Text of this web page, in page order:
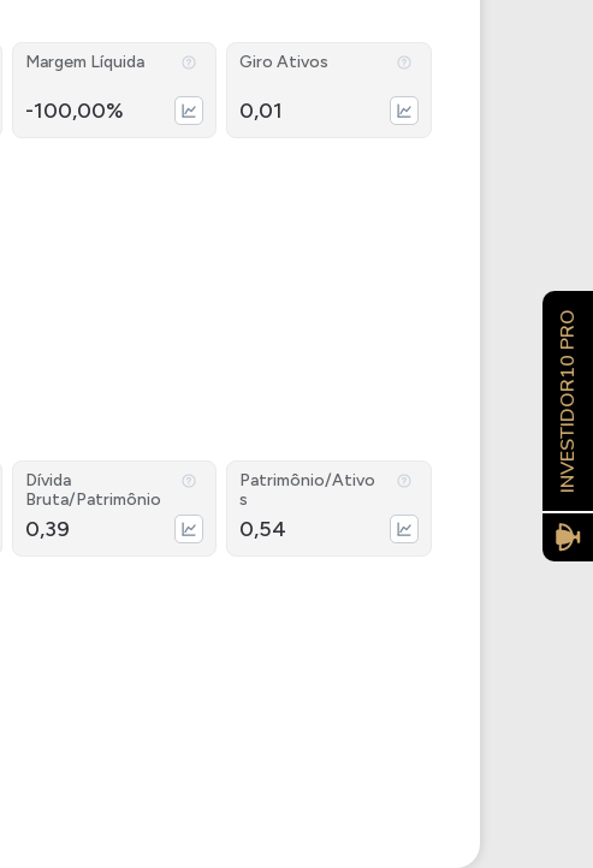
Margem Líquida
-100,00%
Giro Ativos
0,01
Dívida
Bruta/Patrimônio
0,39
Patrimônio/Ativo
s
0,54
INVESTIDOR10 PRO